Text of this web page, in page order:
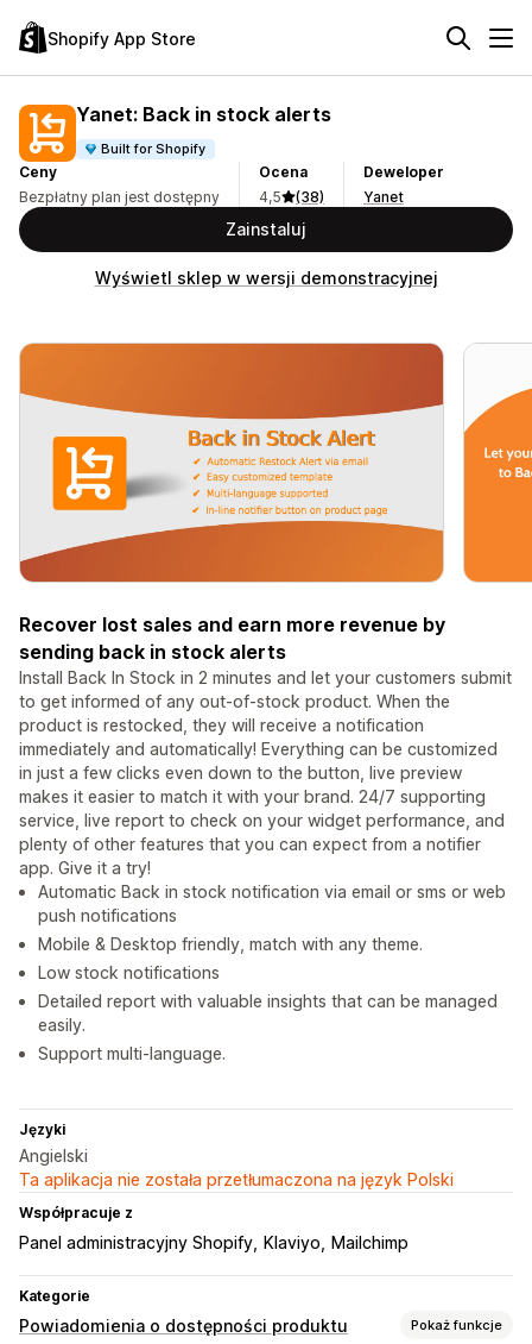
Shopify App Store
Yanet: Back in stock alerts
Built for Shopify
Ceny
Bezpłatny plan jest dostępny
Ocena
4,5
(38)
Deweloper
Yanet
Zainstaluj
Wyświetl sklep w wersji demonstracyjnej
Recover lost sales and earn more revenue by
sending back in stock alerts
Install Back In Stock in 2 minutes and let your customers submit
to get informed of any out-of-stock product. When the
product is restocked, they will receive a notification
immediately and automatically! Everything can be customized
in just a few clicks even down to the button, live preview
makes it easier to match it with your brand. 24/7 supporting
service, live report to check on your widget performance, and
plenty of other features that you can expect from a notifier
app. Give it a try!
Automatic Back in stock notification via email or sms or web
push notifications
Mobile & Desktop friendly, match with any theme.
Low stock notifications
Detailed report with valuable insights that can be managed
easily.
Support multi-language.
Języki
Angielski
Ta aplikacja nie została przetłumaczona na język Polski
Współpracuje z
Panel administracyjny Shopify Klaviyo Mailchimp
Kategorie
Powiadomienia o dostępności produktu Pokaż funkcje